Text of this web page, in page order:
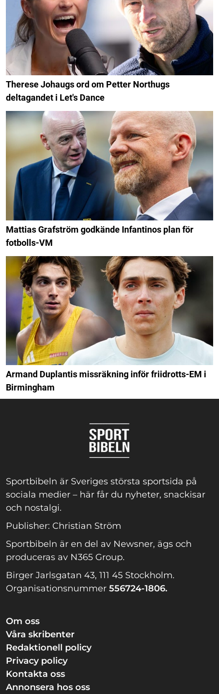
Therese Johaugs ord om Petter Northugs
deltagandet i Let's Dance
Mattias Grafström godkände Infantinos plan för
fotbolls-VM
Armand Duplantis missräkning inför friidrotts-EM i
Birmingham
Sportbibeln är Sveriges största sportsida på
sociala medier – här får du nyheter, snackisar
och nostalgi.
Publisher: Christian Ström
Sportbibeln är en del av Newsner, ägs och
produceras av N365 Group.
Birger Jarlsgatan 43, 111 45 Stockholm.
Organisationsnummer 556724-1806.
Om oss
Våra skribenter
Redaktionell policy
Privacy policy
Kontakta oss
Annonsera hos oss